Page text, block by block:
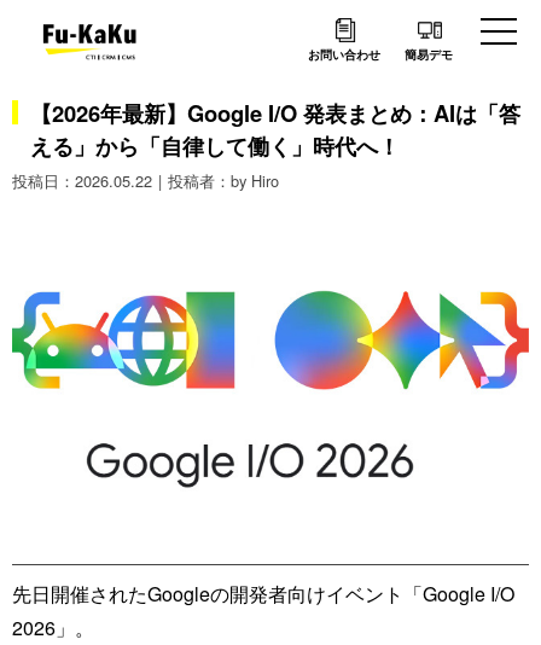
お問い合わせ 簡易デモ
【2026年最新】Google I/O 発表まとめ：AIは「答
える」から「自律して働く」時代へ！
2026.05.22 by Hiro
先日開催されたGoogleの開発者向けイベント「Google I/O
2026」。